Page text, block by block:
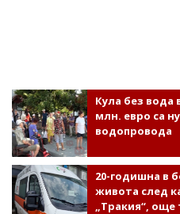
Кула без вода
млн. евро са
водопровода
20-годишна в
живота след
„Тракия“,